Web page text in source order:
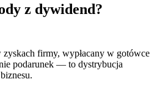
z dywidend?
firmy, wypłacany w gotówce
podarunek — to dystrybucja